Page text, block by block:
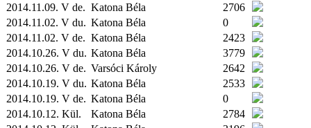
2014.11.09. V de. Katona Béla
2706
2014.11.02. V du. Katona Béla
0
2014.11.02. V de. Katona Béla
2423
2014.10.26. V du. Katona Béla
3779
2014.10.26. V de. Varsóci Károly
2642
2014.10.19. V du. Katona Béla
2533
2014.10.19. V de. Katona Béla
0
2014.10.12. Kül. Katona Béla
2784